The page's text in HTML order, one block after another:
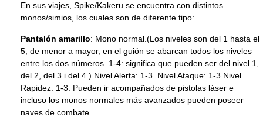
En sus viajes, Spike/Kakeru se encuentra con distintos
monos/simios, los cuales son de diferente tipo:
Pantalón amarillo: Mono normal.(Los niveles son del 1 hasta el
5, de menor a mayor, en el guión se abarcan todos los niveles
entre los dos números. 1-4: significa que pueden ser del nivel 1,
del 2, del 3 i del 4.) Nivel Alerta: 1-3. Nivel Ataque: 1-3 Nivel
Rapidez: 1-3. Pueden ir acompañados de pistolas láser e
incluso los monos normales más avanzados pueden poseer
naves de combate.